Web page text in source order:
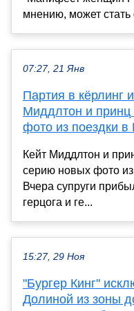
мнению, может стать
07:27, 21 Янв
Партия в кёрлинг
Миддлтон и принц
фото из поездки
Кейт Миддлтон и
серию новых фото
Вчера супруги
герцога и ге...
15:27, 29 Ноя
"Бургер Кинг"
Долиной из зоны